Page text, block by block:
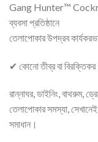
Gang Hunter™
ব্যবসা প্রতিষ্ঠানে
তেলাপোকার উপদ্রব
✔ কোনো তীব্র বা
রান্নাঘর, ডাইনিং, বাথরুম,
তেলাপোকার সমস্যা,
সমাধান।